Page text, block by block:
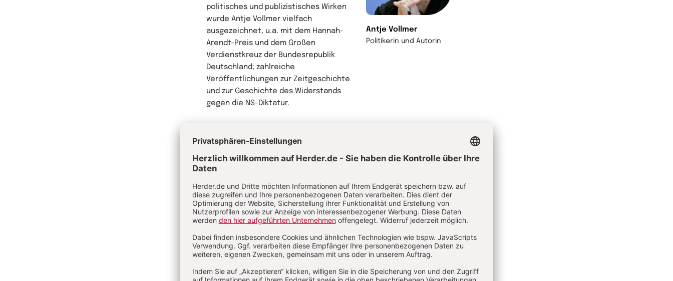
Antje Vollmer
Politikerin und Autorin
politisches und publizistisches Wirken
wurde Antje Vollmer vielfach
ausgezeichnet, u.a. mit dem Hannah-
Arendt-Preis und dem Großen
Verdienstkreuz der Bundesrepublik
Deutschland; zahlreiche
Veröffentlichungen zur Zeitgeschichte
und zur Geschichte des Widerstands
gegen die NS-Diktatur.
Verwandte Themen
Afrika vor dem 1. Weltkrieg 1914 – Aufgeteilt unter Europa
Die Welt um 1914 Deutschland nach dem Ersten Weltkrieg
Asien vor dem Ersten Weltkrieg Der Erste Weltkrieg